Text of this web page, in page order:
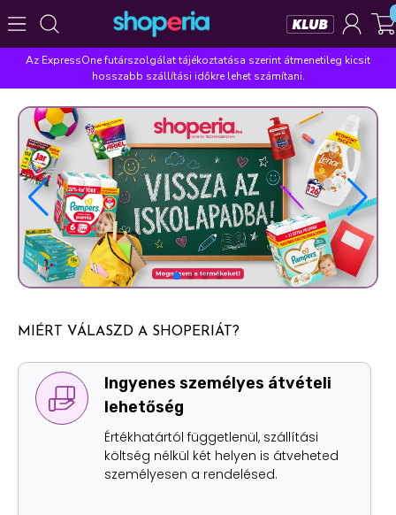
Népszerű kategóriák
Szépségápolás Élelmiszer Mosás Mosogatás
Takarítás Baba-mama Háztartás
Népszerű márkák
Pampers Lenor Finish Violeta Coccolino
Népszerű keresések
leukoplast ariel lenor finish pampers
Az ExpressOne futárszolgálat tájékoztatása szerint átmenetileg kicsit
hosszabb szállítási időkre lehet számítani.
MIÉRT VÁLASZD A SHOPERIÁT?
Ingyenes személyes átvételi
lehetőség
Értékhatártól függetlenül, szállítási
költség nélkül két helyen is átveheted
személyesen a rendelésed.